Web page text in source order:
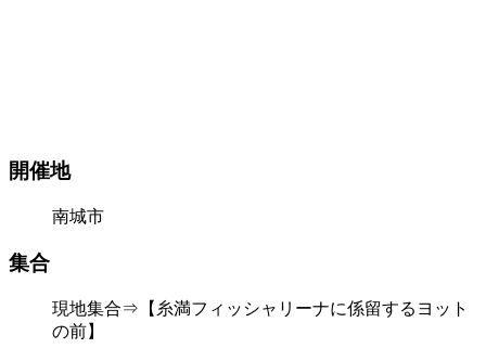
開催地
南城市
集合
現地集合⇒【糸満フィッシャリーナに係留するヨット
の前】